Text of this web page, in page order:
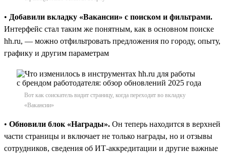
• Добавили вкладку «Вакансии» с поиском и фильтрами.
Интерфейс стал таким же понятным, как в основном поиске
hh.ru, — можно отфильтровать предложения по городу, опыту,
графику и другим параметрам
Вот как соискатель видит страницу, когда переходит во вкладку
«Вакансии»
• Обновили блок «Награды». Он теперь находится в верхней
части страницы и включает не только награды, но и отзывы
сотрудников, сведения об ИТ-аккредитации и другие важные